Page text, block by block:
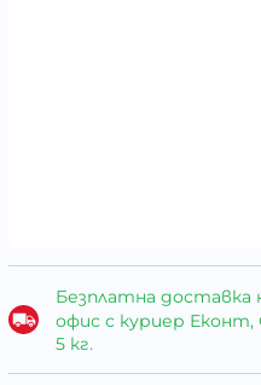
Безплатна доставка
офис с куриер Еконт,
5 кг.